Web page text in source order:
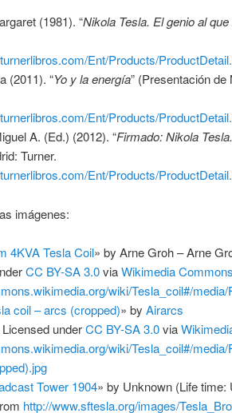
(1981). “Nikola Tesla. El genio al
Ent/Products/
(2011). “Yo y la energía” (Presentación
Ent/Products/
A. (Ed.) (2012). “Firmado: Nikola
Turner.
Ent/Products/
imágenes:
4KVA Tesla Coil» by Arne Groh – Arne
CC BY-SA 3.0viaWikimedia Commons
wiki/Tesla_coil#/
coil – arcs (cropped)» by Airarcs
Licensed underCC BY-SA 3.0via
wiki/Tesla_coil#/media/
Tower 1904» by Unknown(Life time:
http://www.sftesla.org/images/